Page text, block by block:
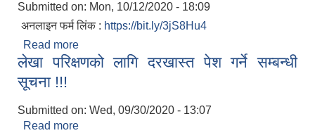
Submitted on: Mon, 10/12/2020 - 18:09
अनलाइन फर्म लिंक : https://bit.ly/3jS8Hu4
Read more
(बिद्यालय सबै)
लेखा परिक्षणको लागि दरखास्त पेश गर्ने सम्बन्धी
सूचना !!!
Submitted on: Wed, 09/30/2020 - 13:07
Read more